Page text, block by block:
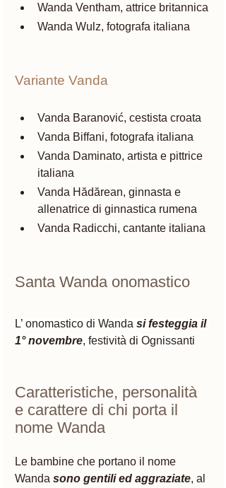
Wanda Ventham, attrice britannica
Wanda Wulz, fotografa italiana
Variante Vanda
Vanda Baranović, cestista croata
Vanda Biffani, fotografa italiana
Vanda Daminato, artista e pittrice
italiana
Vanda Hădărean, ginnasta e
allenatrice di ginnastica rumena
Vanda Radicchi, cantante italiana
Santa Wanda onomastico
L’ onomastico di Wanda si festeggia il
1° novembre, festività di Ognissanti
Caratteristiche, personalità
e carattere di chi porta il
nome Wanda
Le bambine che portano il nome
Wanda sono gentili ed aggraziate, al